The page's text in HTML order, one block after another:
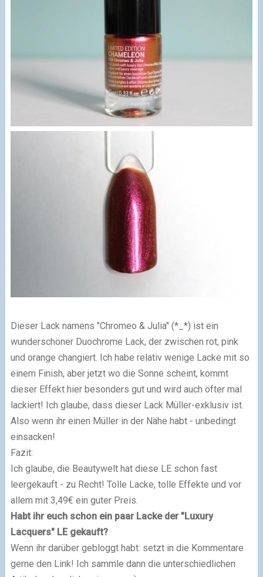
Dieser Lack namens "Chromeo & Julia" (*_*) ist ein
wunderschöner Duochrome Lack, der zwischen rot, pink
und orange changiert. Ich habe relativ wenige Lacke mit so
einem Finish, aber jetzt wo die Sonne scheint, kommt
dieser Effekt hier besonders gut und wird auch öfter mal
lackiert! Ich glaube, dass dieser Lack Müller-exklusiv ist.
Also wenn ihr einen Müller in der Nähe habt - unbedingt
einsacken!
Fazit:
Ich glaube, die Beautywelt hat diese LE schon fast
leergekauft - zu Recht! Tolle Lacke, tolle Effekte und vor
allem mit 3,49€ ein guter Preis.
Habt ihr euch schon ein paar Lacke der "Luxury
Lacquers" LE gekauft?
Wenn ihr darüber gebloggt habt: setzt in die Kommentare
gerne den Link! Ich sammle dann die unterschiedlichen